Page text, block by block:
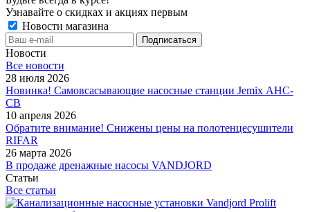
Узнавайте о скидках и акциях первым
Новости магазина
Новости
Все новости
28 июля 2026
Новинка! Самовсасывающие насосные станции Jemix АНС-
СВ
10 апреля 2026
Обратите внимание! Снижены цены на полотенцесушители
RIFAR
26 марта 2026
В продаже дренажные насосы VANDJORD
Статьи
Все статьи